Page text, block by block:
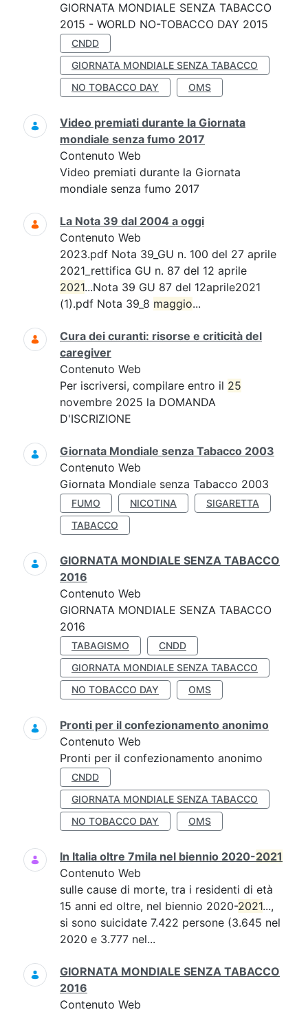
GIORNATA MONDIALE SENZA TABACCO
2015 - WORLD NO-TOBACCO DAY 2015
CNDD
GIORNATA MONDIALE SENZA TABACCO
NO TOBACCO DAY
OMS
Video premiati durante la Giornata
mondiale senza fumo 2017
Contenuto Web
Video premiati durante la Giornata
mondiale senza fumo 2017
La Nota 39 dal 2004 a oggi
Contenuto Web
2023.pdf Nota 39_GU n. 100 del 27 aprile
2021_rettifica GU n. 87 del 12 aprile
2021...Nota 39 GU 87 del 12aprile2021
(1).pdf Nota 39_8 maggio...
Cura dei curanti: risorse e criticità del
caregiver
Contenuto Web
Per iscriversi, compilare entro il 25
novembre 2025 la DOMANDA
D'ISCRIZIONE
Giornata Mondiale senza Tabacco 2003
Contenuto Web
Giornata Mondiale senza Tabacco 2003
FUMO NICOTINA
SIGARETTA
TABACCO
GIORNATA MONDIALE SENZA TABACCO
2016
Contenuto Web
GIORNATA MONDIALE SENZA TABACCO
2016
TABAGISMO
CNDD
GIORNATA MONDIALE SENZA TABACCO
NO TOBACCO DAY
OMS
Pronti per il confezionamento anonimo
Contenuto Web
Pronti per il confezionamento anonimo
CNDD
GIORNATA MONDIALE SENZA TABACCO
NO TOBACCO DAY
OMS
In Italia oltre 7mila nel biennio 2020-2021
Contenuto Web
sulle cause di morte, tra i residenti di età
15 anni ed oltre, nel biennio 2020-2021...,
si sono suicidate 7.422 persone (3.645 nel
2020 e 3.777 nel...
GIORNATA MONDIALE SENZA TABACCO
2016
Contenuto Web